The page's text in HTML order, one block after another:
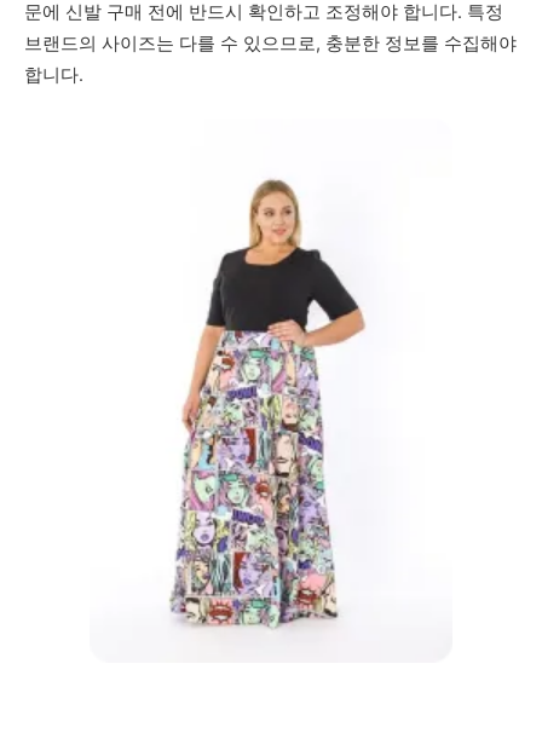
문에 신발 구매 전에 반드시 확인하고 조정해야 합니다. 특정
브랜드의 사이즈는 다를 수 있으므로, 충분한 정보를 수집해야
합니다.